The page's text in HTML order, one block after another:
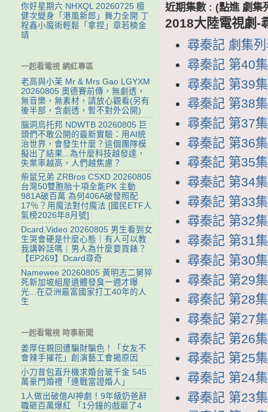
近期集數 : (點進 劇集
2018大陸電視劇-
尋秦記 劇集
尋秦記 第40
尋秦記 第39
尋秦記 第38
尋秦記 第37
尋秦記 第36
尋秦記 第35
尋秦記 第34
尋秦記 第33
尋秦記 第32
尋秦記 第31
尋秦記 第30
尋秦記 第29
尋秦記 第28
尋秦記 第27
尋秦記 第26
尋秦記 第25
尋秦記 第24
尋秦記 第23
你好星期六 NHXQL 20260725 檀
健次變身「港風新郎」舞力全開 丁
程鑫小魔術輕鬆「拿捏」章若楠金
靖
一起看電視 網紅專區
老高與小茉 Mr & Mrs Gao LGYXM
20260805 奧德賽前傳，無劇透，
無音樂，無素材，請放心觀看(另有
後半部，含劇透，暫不對外公開)
腦洞烏托邦 NDWTB 20260805 巨
頭們不敢公開的最新實驗：用AI統
治世界，會發生什麼？這個團隊模
擬出了結果...為什麼科技越發達，
失業率越高，人們越焦慮？
柴鼠兄弟 ZRBros CSXD 20260805
台灣50雙胞胎十項全能PK 主動
981A破百萬 為何406A破發照配
17％？用魔法對付魔法 [國民ETF人
氣榜2026年8月號]
Dcard.Video 20260805 男生看到女
生哭會硬是什麼心態｜有人可以教
我講幹話嗎｜男人為什麼要買錶？
【EP269】Dcard尋奇
Namewee 20260805 黃明志二舅猝
死新加坡組屋遺體發臭一週才曝
光...在亞洲最富國家打工40年的人
生
一起看電視 時事新聞
姜厚任親回遭騙財騙色！「女友不
會辣手摧花」創演藝工會揭原因
小刀昔包直升機求婚台玻千金 545
萬豪門婚禮「連戰當證婚人」
1人做出破億AI神劇！9年級奶爸辭
職砸百萬爆紅 「1分鐘的戲磨了4